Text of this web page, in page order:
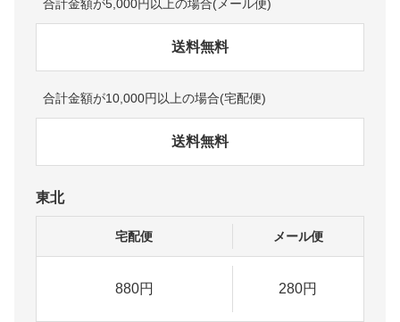
合計金額が5,000円以上の場合(メール便)
送料無料
合計金額が10,000円以上の場合(宅配便)
送料無料
東北
宅配便 メール便
880円 280円